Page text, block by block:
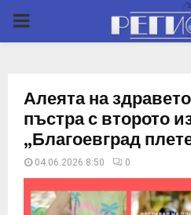
P
M
Алеята на
пъстра с второто
„Благоевград
04.06.2026 8:50 0